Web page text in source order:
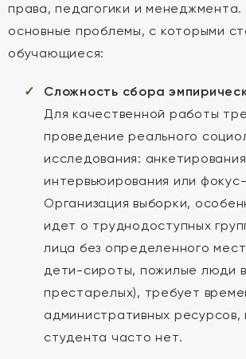
права, педагогики и
основные проблемы, с которыми
обучающиеся:
Сложность сбора
Для качественной работы
проведение реального
исследования:
интервьюирования или
Организация выборки,
идет о труднодоступных
лица без определенного
дети-сироты, пожилые люди
престарелых), требует
административных ресурсов,
студента часто нет.